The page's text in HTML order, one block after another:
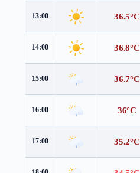
13:00 36.5°C
14:00 36.8°C
15:00 36.7°C
16:00 36°C
17:00 35.2°C